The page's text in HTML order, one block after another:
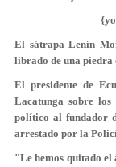
El sátrapa Lenín
librado de una piedra
El presidente de
Lacatunga sobre
político al fundador
arrestado por la
"Le hemos quitado el